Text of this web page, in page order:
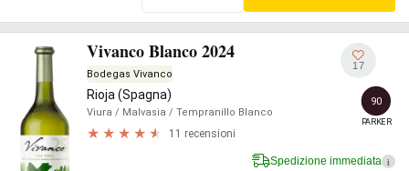
Vivanco Blanco 2024
Bodegas Vivanco
Rioja (Spagna)
Viura / Malvasia / Tempranillo Blanco
11 recensioni
17
90
PARKER
Spedizione immediata i